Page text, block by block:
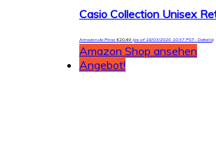
Amazon.de Price:€20,49(as of 18/03/2020 10:37 PST- Details)
Amazon Shop ansehen
Angebot!